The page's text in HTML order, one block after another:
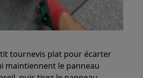
tournevis plat pour écarter
maintiennent le panneau